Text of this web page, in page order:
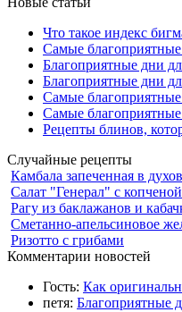
Что такое индекс
Самые благоприятные
Благоприятные дни
Благоприятные дни
Самые благоприятные
Самые благоприятные
Рецепты блинов,
Случайные рецепты
Камбала запеченная в
Салат "Генерал" с
Рагу из баклажанов и
Сметанно-апельсиновое
Ризотто с грибами
Комментарии новостей
Гость: Как
петя: Благоприятные